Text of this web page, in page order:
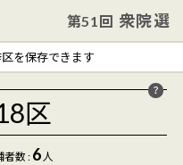
第51回 衆院選
を保存できます
区
者数: 6人